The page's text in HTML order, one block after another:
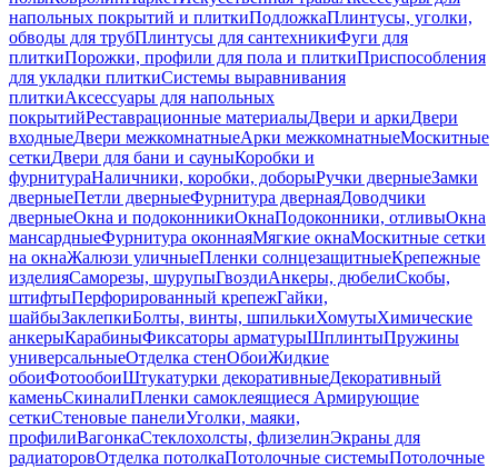
напольных покрытий и плиткиПодложкаПлинтусы, уголки,
обводы для трубПлинтусы для сантехникиФуги для
плиткиПорожки, профили для пола и плиткиПриспособления
для укладки плиткиСистемы выравнивания
плиткиАксессуары для напольных
покрытийРеставрационные материалыДвери и аркиДвери
входныеДвери межкомнатныеАрки межкомнатныеМоскитные
сеткиДвери для бани и сауныКоробки и
фурнитураНаличники, коробки, доборыРучки дверныеЗамки
дверныеПетли дверныеФурнитура двернаяДоводчики
дверныеОкна и подоконникиОкнаПодоконники, отливыОкна
мансардныеФурнитура оконнаяМягкие окнаМоскитные сетки
на окнаЖалюзи уличныеПленки солнцезащитныеКрепежные
изделияСаморезы, шурупыГвоздиАнкеры, дюбелиСкобы,
штифтыПерфорированный крепежГайки,
шайбыЗаклепкиБолты, винты, шпилькиХомутыХимические
анкерыКарабиныФиксаторы арматурыШплинтыПружины
универсальныеОтделка стенОбоиЖидкие
обоиФотообоиШтукатурки декоративныеДекоративный
каменьСкиналиПленки самоклеящиеся Армирующие
сеткиСтеновые панелиУголки, маяки,
профилиВагонкаСтеклохолсты, флизелинЭкраны для
радиаторовОтделка потолкаПотолочные системыПотолочные